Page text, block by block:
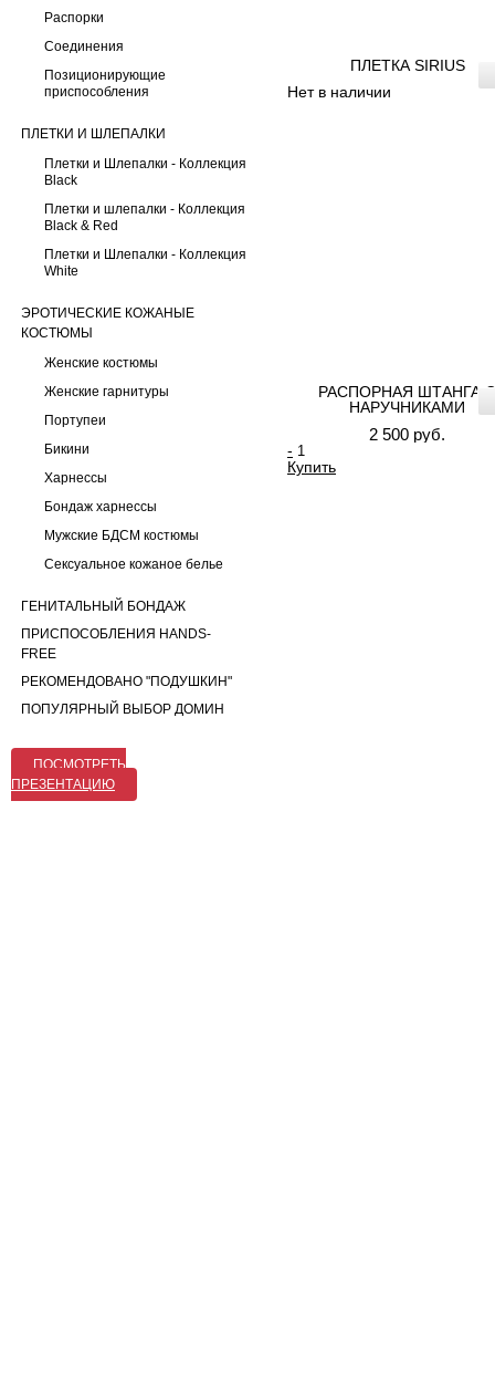
Распорки
Соединения
Позиционирующие
приспособления
ПЛЕТКИ И ШЛЕПАЛКИ
Плетки и Шлепалки - Коллекция
Black
Плетки и шлепалки - Коллекция
Black & Red
Плетки и Шлепалки - Коллекция
White
ЭРОТИЧЕСКИЕ КОЖАНЫЕ
КОСТЮМЫ
Женские костюмы
Женские гарнитуры
Портупеи
Бикини
Харнессы
Бондаж харнессы
Мужские БДСМ костюмы
Сексуальное кожаное белье
ГЕНИТАЛЬНЫЙ БОНДАЖ
ПРИСПОСОБЛЕНИЯ HANDS-
FREE
РЕКОМЕНДОВАНО "ПОДУШКИН"
ПОПУЛЯРНЫЙ ВЫБОР ДОМИН
ПОСМОТРЕТЬ
ПРЕЗЕНТАЦИЮ
ПЛЕТКА SIRIUS
Нет в наличии
РАСПОРНАЯ ШТАНГА
НАРУЧНИКАМИ
2 500 руб.
-
Купить